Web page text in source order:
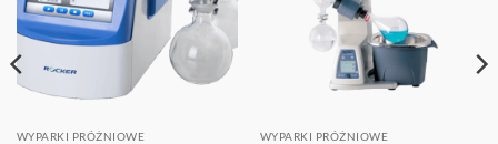
WYPARKI PRÓŻNIOWE WYPARKI PRÓŻNIOWE